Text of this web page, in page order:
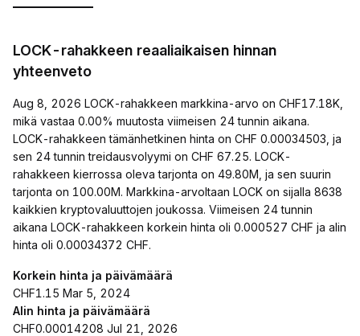
LOCK-rahakkeen reaaliaikaisen hinnan
yhteenveto
Aug 8, 2026 LOCK-rahakkeen markkina-arvo on CHF17.18K,
mikä vastaa 0.00% muutosta viimeisen 24 tunnin aikana.
LOCK-rahakkeen tämänhetkinen hinta on CHF 0.00034503, ja
sen 24 tunnin treidausvolyymi on CHF 67.25. LOCK-
rahakkeen kierrossa oleva tarjonta on 49.80M, ja sen suurin
tarjonta on 100.00M. Markkina-arvoltaan LOCK on sijalla 8638
kaikkien kryptovaluuttojen joukossa. Viimeisen 24 tunnin
aikana LOCK-rahakkeen korkein hinta oli 0.000527 CHF ja alin
hinta oli 0.00034372 CHF.
Korkein hinta ja päivämäärä
CHF1.15 Mar 5, 2024
Alin hinta ja päivämäärä
CHF0.00014208 Jul 21, 2026